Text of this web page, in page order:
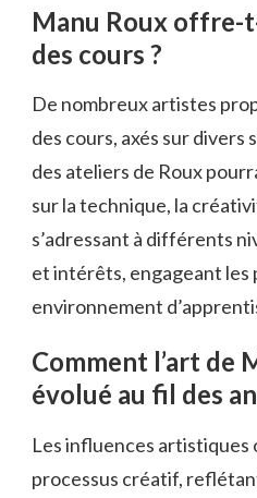
Manu Roux offre-
des cours ?
De nombreux artistes
des cours, axés sur divers
des ateliers de Roux
sur la technique, la
s’adressant à différents
et intérêts, engageant les
environnement
Comment l’art de
évolué au fil des
Les influences artistiques
processus créatif,